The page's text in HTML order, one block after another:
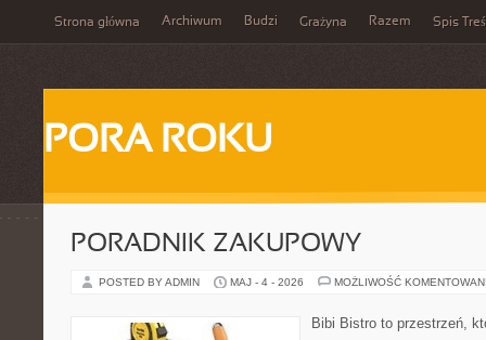
Strona główna Archiwum Budzi Grażyna Razem Spis
PORA ROKU
PORADNIK ZAKUPOWY
POSTED BY ADMIN MAJ - 4 - 2026 MOŻLIWOŚĆ
Bibi Bistro to przestrzeń,